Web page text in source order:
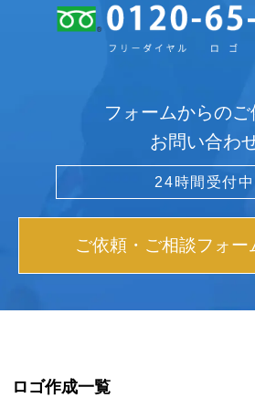
フォームからのご
お問い合わ
24時間受付中
ご依頼・ご相談フォー
ロゴ作成一覧